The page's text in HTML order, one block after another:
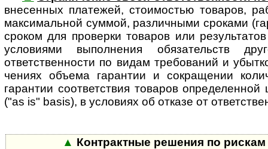
внесенных платежей, стоимостью товаров,
макси­мальной суммой, различными сроками
сроком для проверки товаров или
условиями выполнения обязательств
ответственности по видам требований и
чениях объема гарантии и сокращении
гарантии соответствия товаров
("as is" basis), в условиях об отказе от
▲ Контрактные решения по